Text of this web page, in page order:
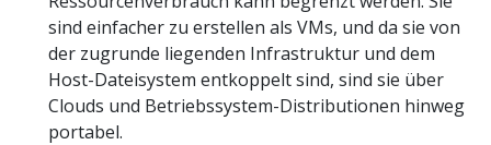
sind einfacher zu erstellen als VMs, und da sie von
der zugrunde liegenden Infrastruktur und dem
Host-Dateisystem entkoppelt sind, sind sie über
Clouds und Betriebssystem-Distributionen hinweg
portabel.